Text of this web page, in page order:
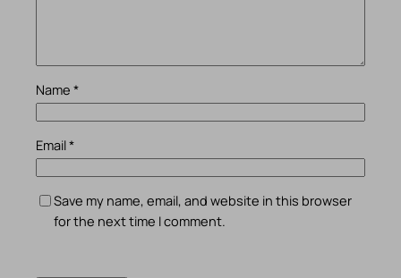
Name *
Email*
Save my name, email, and website in this browser
for the next time I comment.